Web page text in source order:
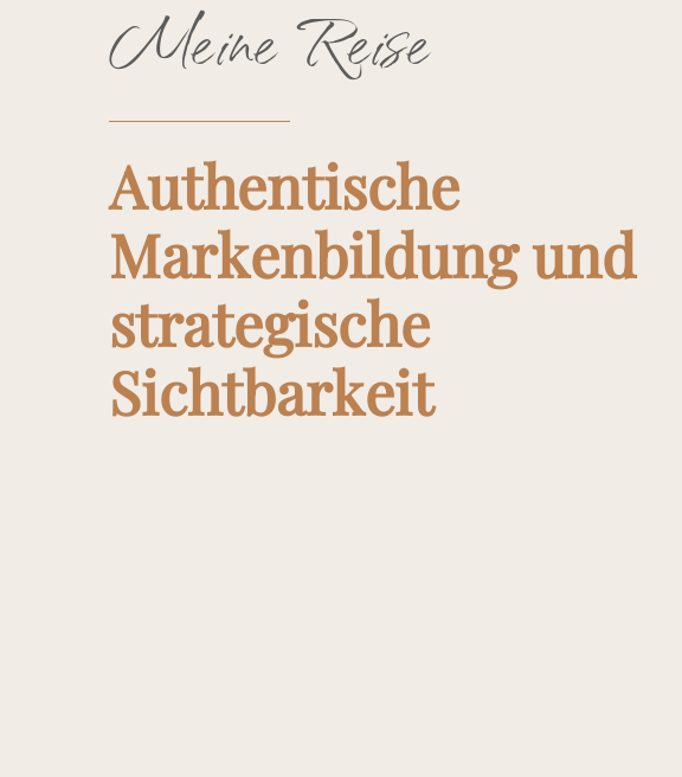
Meine Reise
Authentische
Markenbildung und
strategische
Sichtbarkeit